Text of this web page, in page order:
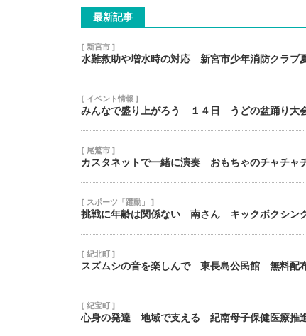
最新記事
[ 新宮市 ]
水難救助や増水時の対応 新宮市少年消防クラブ
[ イベント情報 ]
みんなで盛り上がろう １４日 うどの盆踊り大
[ 尾鷲市 ]
カスタネットで一緒に演奏 おもちゃのチャチャ
[ スポーツ「躍動」 ]
挑戦に年齢は関係ない 南さん キックボクシン
[ 紀北町 ]
スズムシの音を楽しんで 東長島公民館 無料配
[ 紀宝町 ]
心身の発達 地域で支える 紀南母子保健医療推